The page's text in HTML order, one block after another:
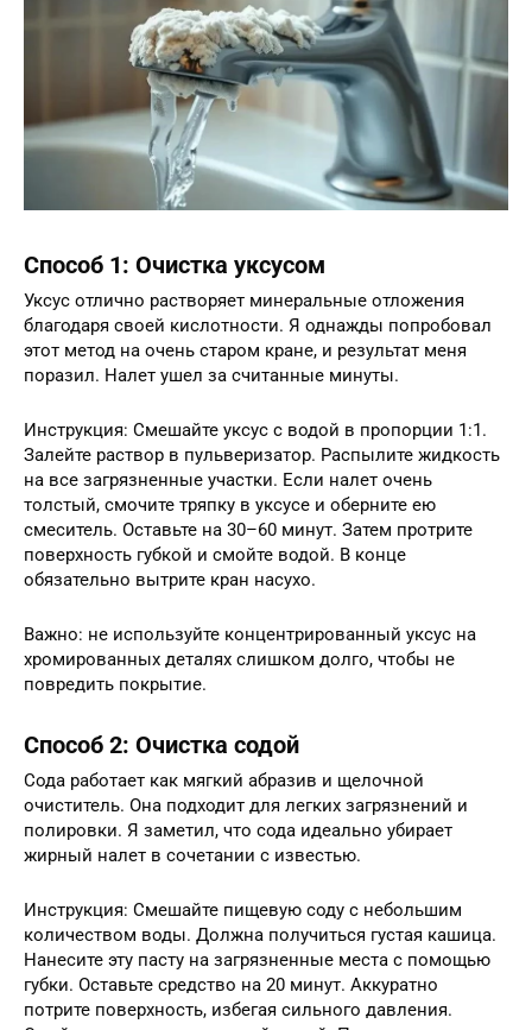
Способ 1: Очистка уксусом
Уксус отлично растворяет минеральные отложения
благодаря своей кислотности. Я однажды попробовал
этот метод на очень старом кране, и результат меня
поразил. Налет ушел за считанные минуты.
Инструкция: Смешайте уксус с водой в пропорции 1:1.
Залейте раствор в пульверизатор. Распылите жидкость
на все загрязненные участки. Если налет очень
толстый, смочите тряпку в уксусе и оберните ею
смеситель. Оставьте на 30–60 минут. Затем протрите
поверхность губкой и смойте водой. В конце
обязательно вытрите кран насухо.
Важно: не используйте концентрированный уксус на
хромированных деталях слишком долго, чтобы не
повредить покрытие.
Способ 2: Очистка содой
Сода работает как мягкий абразив и щелочной
очиститель. Она подходит для легких загрязнений и
полировки. Я заметил, что сода идеально убирает
жирный налет в сочетании с известью.
Инструкция: Смешайте пищевую соду с небольшим
количеством воды. Должна получиться густая кашица.
Нанесите эту пасту на загрязненные места с помощью
губки. Оставьте средство на 20 минут. Аккуратно
потрите поверхность, избегая сильного давления.